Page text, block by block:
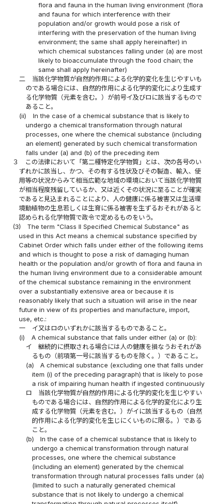
flora and fauna in the human living environment (flora
and fauna for which interference with their
population and/or growth would pose a risk of
interfering with the preservation of the human living
environment; the same shall apply hereinafter) in
which chemical substances falling under (a) are most
likely to bioaccumulate through the food chain; the
same shall apply hereinafter)
二
当該化学物質が自然的作用による化学的変化を生じやすいも
のである場合には、自然的作用による化学的変化により生成す
る化学物質（元素を含む。）が前号イ及びロに該当するもので
あること。
(ii)
In the case of a chemical substance that is likely to
undergo a chemical transformation through natural
processes, one where the chemical substance (including
an element) generated by such chemical transformation
falls under (a) and (b) of the preceding item
３
この法律において「第二種特定化学物質」とは、次の各号のい
ずれかに該当し、かつ、その有する性状及びその製造、輸入、使
用等の状況からみて相当広範な地域の環境において当該化学物質
が相当程度残留しているか、又は近くその状況に至ることが確実
であると見込まれることにより、人の健康に係る被害又は生活環
境動植物の生息若しくは生育に係る被害を生ずるおそれがあると
認められる化学物質で政令で定めるものをいう。
(3)
The term "Class II Specified Chemical Substance" as
used in this Act means a chemical substance specified by
Cabinet Order which falls under either of the following items
and which is thought to pose a risk of damaging human
health or the population and/or growth of flora and fauna in
the human living environment due to a considerable amount
of the chemical substance remaining in the environment
over a substantially extensive area or because it is
reasonably likely that such a situation will arise in the near
future in view of its properties and manufacture, import,
use, etc.:
一
イ又はロのいずれかに該当するものであること。
(i)
A chemical substance that falls under either (a) or (b):
イ
継続的に摂取される場合には人の健康を損なうおそれがあ
るもの（前項第一号に該当するものを除く。）であること。
(a)
A chemical substance (excluding one that falls under
item (i) of the preceding paragraph) that is likely to pose
a risk of impairing human health if ingested continuously
ロ
当該化学物質が自然的作用による化学的変化を生じやすい
ものである場合には、自然的作用による化学的変化により生
成する化学物質（元素を含む。）がイに該当するもの（自然
的作用による化学的変化を生じにくいものに限る。）である
こと。
(b)
In the case of a chemical substance that is likely to
undergo a chemical transformation through natural
processes, one where the chemical substance
(including an element) generated by the chemical
transformation through natural processes falls under (a)
(limited to such a naturally generated chemical
substance that is not likely to undergo a chemical